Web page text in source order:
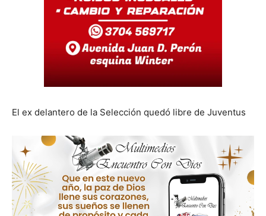
El ex delantero de la Selección quedó libre de Juventus